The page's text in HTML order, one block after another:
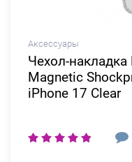
Аксессуары
Чехол-накладка
Magnetic
iPhone 17 Clear